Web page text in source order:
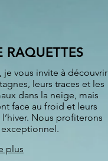
vous invite à découvrir
leurs traces et les
dans la neige, mais
face au froid et leurs
Nous profiterons
exceptionnel.
plus